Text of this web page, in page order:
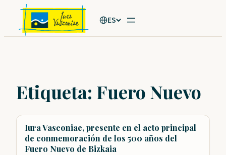
Saltar
contenido
ES
Etiqueta: Fuero Nuevo
Iura Vasconiae, presente en el acto principal
de conmemoración de los 500 años del
Fuero Nuevo de Bizkaia